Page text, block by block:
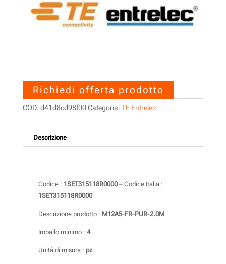
Richiedi offerta prodotto
COD: d41d8cd98f00 Categoria: TE Entrelec
Descrizione
Codice : 1SET315118R0000– Codice Italia :
1SET315118R0000
Descrizione prodotto : M12A5-FR-PUR-2.0M
Imballo minimo : 4
Unità di misura : pz